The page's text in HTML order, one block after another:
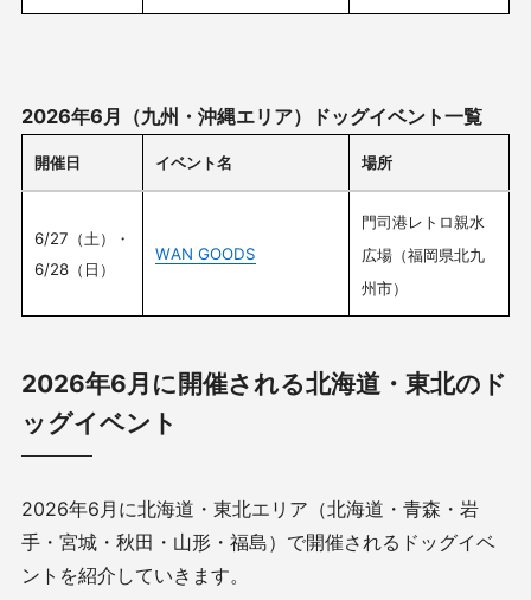
2026年6月（九州・沖縄エリア）ドッグイベント一覧
開催日 イベント名 場所
6/27（土）・
6/28（日）
WAN GOODS
門司港レトロ親水
広場（福岡県北九
州市）
2026年6月に開催される北海道・東北のド
ッグイベント
2026年6月に北海道・東北エリア（北海道・青森・岩
手・宮城・秋田・山形・福島）で開催されるドッグイベ
ントを紹介していきます。